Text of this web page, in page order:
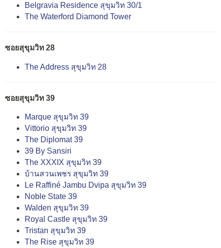
Belgravia Residence สุขุมวิท 30/1
The Waterford Diamond Tower
ซอยสุขุมวิท 28
The Address สุขุมวิท 28
ซอยสุขุมวิท 39
Marque สุขุมวิท 39
Vittorio สุขุมวิท 39
The Diplomat 39
39 By Sansiri
The XXXIX สุขุมวิท 39
บ้านสวนเพชร สุขุมวิท 39
Le Raffiné Jambu Dvipa สุขุมวิท 39
Noble State 39
Walden สุขุมวิท 39
Royal Castle สุขุมวิท 39
Tristan สุขุมวิท 39
The Rise สุขุมวิท 39